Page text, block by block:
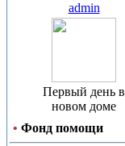
admin
Первый день в
новом доме
• Фонд помощи